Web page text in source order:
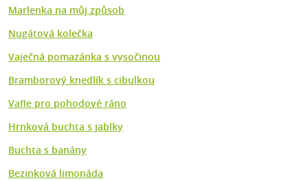
Marlenka na můj způsob
Nugátová kolečka
Vaječná pomazánka s vysočinou
Bramborový knedlík s cibulkou
Vafle pro pohodové ráno
Hrnková buchta s jablky
Buchta s banány
Bezinková limonáda